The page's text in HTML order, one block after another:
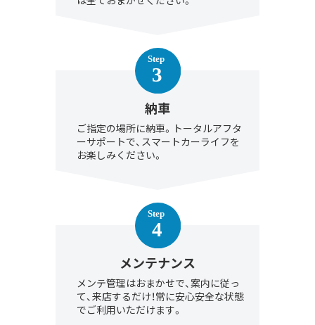
納車
ご指定の場所に納車。トータルアフタ
ーサポートで、スマートカーライフを
お楽しみください。
メンテナンス
メンテ管理はおまかせで、案内に従っ
て、来店するだけ！常に安心安全な状態
でご利用いただけます。